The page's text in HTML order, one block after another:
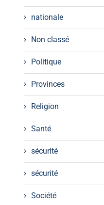
nationale
Non classé
Politique
Provinces
Religion
Santé
sécurité
sécurité
Société